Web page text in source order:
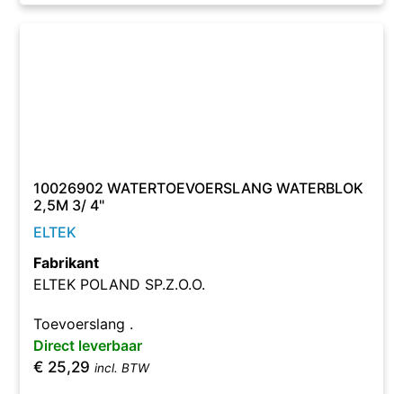
10026902 WATERTOEVOERSLANG WATERBLOK
2,5M 3/ 4"
ELTEK
Fabrikant
ELTEK POLAND SP.Z.O.O.
Toevoerslang .
Direct leverbaar
€ 25,29 incl. BTW